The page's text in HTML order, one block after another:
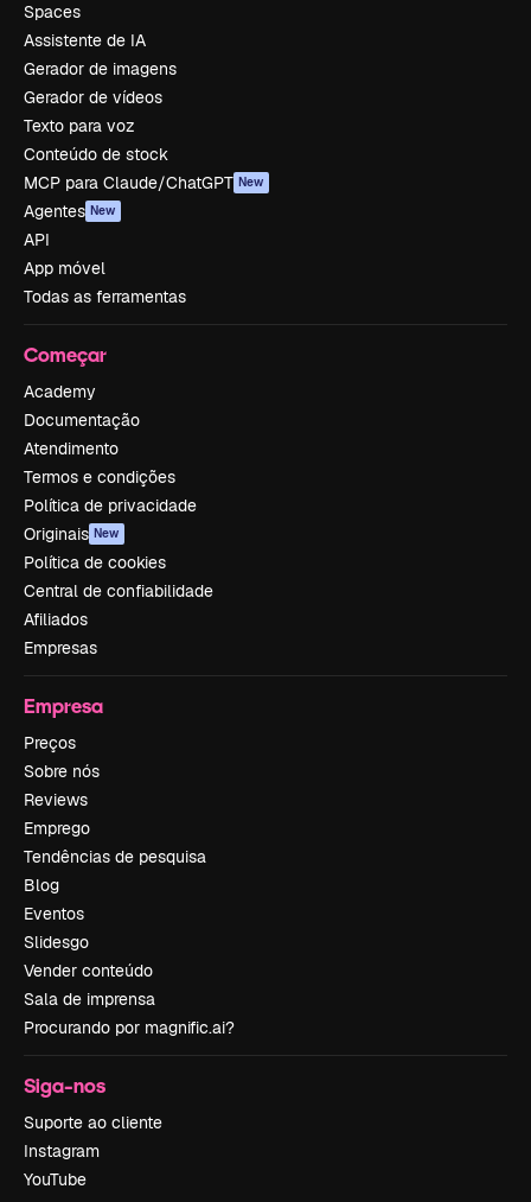
Spaces
Assistente de IA
Gerador de imagens
Gerador de vídeos
Texto para voz
Conteúdo de stock
MCP para Claude/ChatGPT New
Agentes New
API
App móvel
Todas as ferramentas
Começar
Academy
Documentação
Atendimento
Termos e condições
Política de privacidade
Originais New
Política de cookies
Central de confiabilidade
Afiliados
Empresas
Empresa
Preços
Sobre nós
Reviews
Emprego
Tendências de pesquisa
Blog
Eventos
Slidesgo
Vender conteúdo
Sala de imprensa
Procurando por magnific.ai?
Siga-nos
Suporte ao cliente
Instagram
YouTube